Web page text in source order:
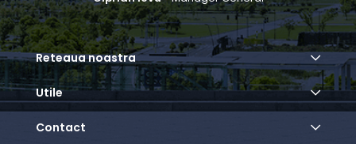
Reteaua noastra
Utile
Contact